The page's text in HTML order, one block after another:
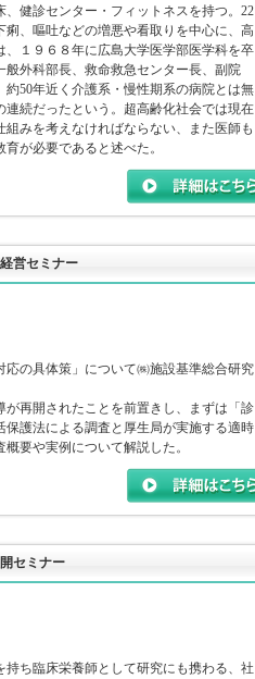
健診センター・フィットネスを持つ。22
、嘔吐などの増悪や看取りを中心に、高
１９６８年に広島大学医学部医学科を卒
外科部長、救命救急センター長、副院
50年近く介護系・慢性期系の病院とは無
続だったという。超高齢化社会では現在
みを考えなければならない、また医師も
が必要であると述べた。
営セミナー
の具体策」について㈱施設基準総合研究
再開されたことを前置きし、まずは「診
護法による調査と厚生局が実施する適時
要や実例について解説した。
セミナー
ち臨床栄養師として研究にも携わる、社